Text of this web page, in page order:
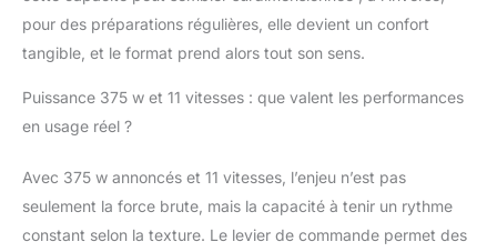
fermes. Compatible
avec plus de 15
– transformez votre
sorbetière, spiraliseur
et bien plus encore
pour des préparations régulières, elle devient un confort
tangible, et le format prend alors tout son sens.
Puissance 375 w et 11 vitesses : que valent les performances
en usage réel ?
Avec 375 w annoncés et 11 vitesses, l’enjeu n’est pas
seulement la force brute, mais la capacité à tenir un rythme
constant selon la texture. Le levier de commande permet des